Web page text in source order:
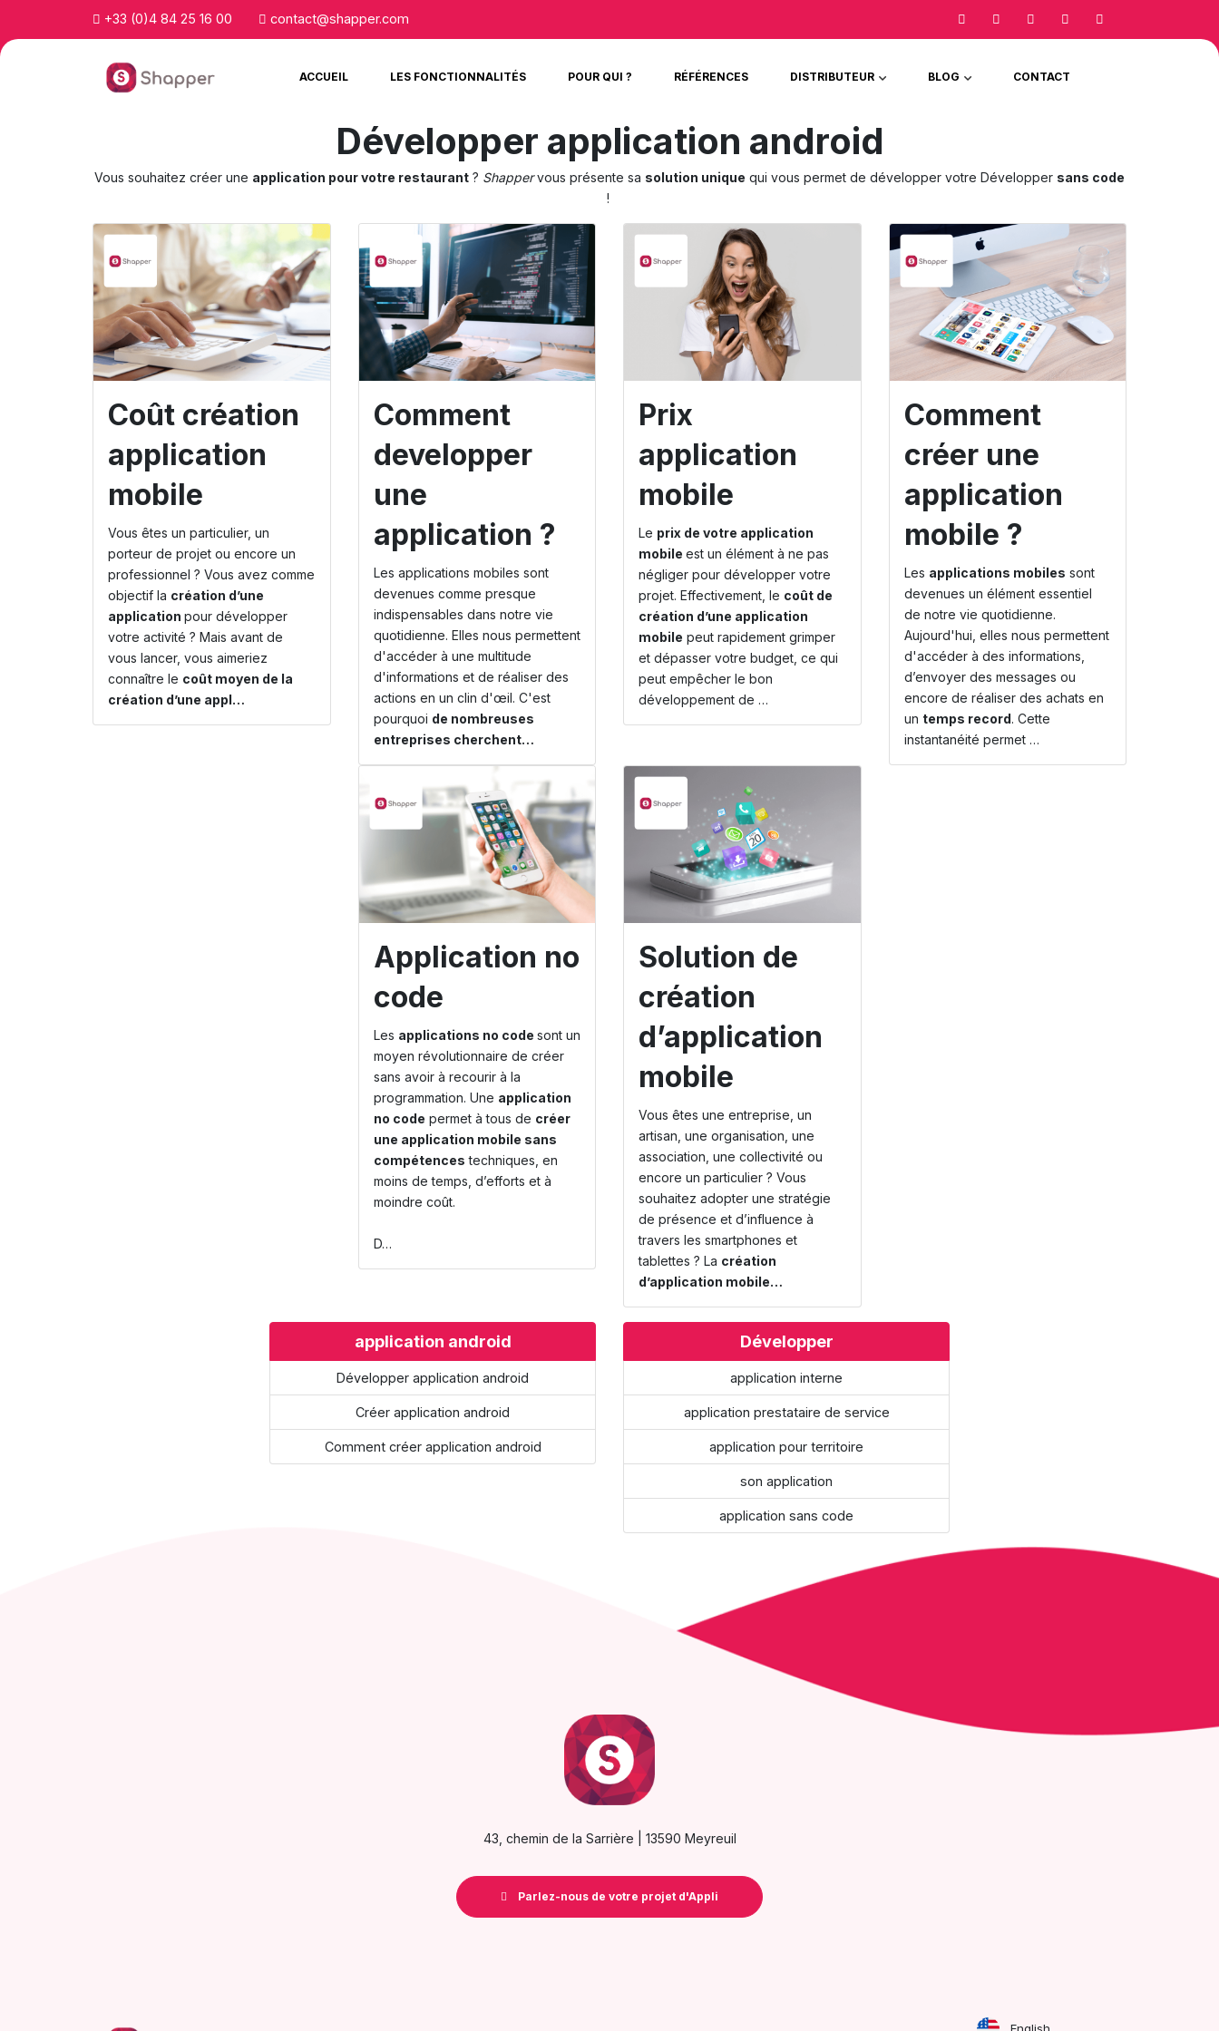
+33 (0)4 84 25 16 00 contact@shapper.com
ACCUEIL LES FONCTIONNALITÉS POUR QUI ? RÉFÉRENCES DISTRIBUTEUR BLOG CONTACT
Développer application android
Vous souhaitez créer une application pour votre restaurant ? Shappervous présente sa solution unique qui vous permet de développer votre Développer sans code
!
Coût création
application
mobile
Vous êtes un particulier, un
porteur de projet ou encore un
professionnel ? Vous avez comme
objectif la création d’une
application pour développer
votre activité ? Mais avant de
vous lancer, vous aimeriez
connaître le coût moyen de la
création d’une appl…
Comment
developper
une
application ?
Les applications mobiles sont
devenues comme presque
indispensables dans notre vie
quotidienne. Elles nous permettent
d'accéder à une multitude
d'informations et de réaliser des
actions en un clin d'œil. C'est
pourquoi de nombreuses
entreprises cherchent…
Prix
application
mobile
Le prix de votre application
mobile est un élément à ne pas
négliger pour développer votre
projet. Effectivement, le coût de
création d’une application
mobile peut rapidement grimper
et dépasser votre budget, ce qui
peut empêcher le bon
développement de …
Comment
créer une
application
mobile ?
Les applications mobiles sont
devenues un élément essentiel
de notre vie quotidienne.
Aujourd'hui, elles nous permettent
d'accéder à des informations,
d’envoyer des messages ou
encore de réaliser des achats en
un temps record. Cette
instantanéité permet …
Application no
code
Les applications no code sont un
moyen révolutionnaire de créer
sans avoir à recourir à la
programmation. Une application
no code permet à tous de créer
une application mobile sans
compétences techniques, en
moins de temps, d’efforts et à
moindre coût.
D…
Solution de
création
d’application
mobile
Vous êtes une entreprise, un
artisan, une organisation, une
association, une collectivité ou
encore un particulier ? Vous
souhaitez adopter une stratégie
de présence et d’influence à
travers les smartphones et
tablettes ? La création
d’application mobile…
application android
Développer application android
Créer application android
Comment créer application android
Développer
application interne
application prestataire de service
application pour territoire
son application
application sans code
43, chemin de la Sarrière | 13590 Meyreuil
Parlez-nous de votre projet d'Appli
English